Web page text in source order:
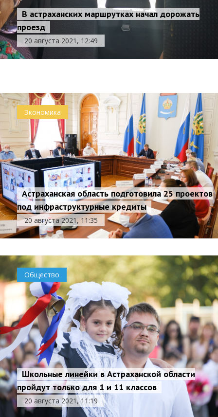
В астраханских маршрутках начал дорожать
проезд
20 августа 2021, 12:49
Астраханской области нужно больше
спасателей
20 августа 2021, 11:47
Экономика
Астраханская область подготовила 25 проектов
под инфраструктурные кредиты
20 августа 2021, 11:35
Общество
Школьные линейки в Астраханской области
пройдут только для 1 и 11 классов
20 августа 2021, 11:19